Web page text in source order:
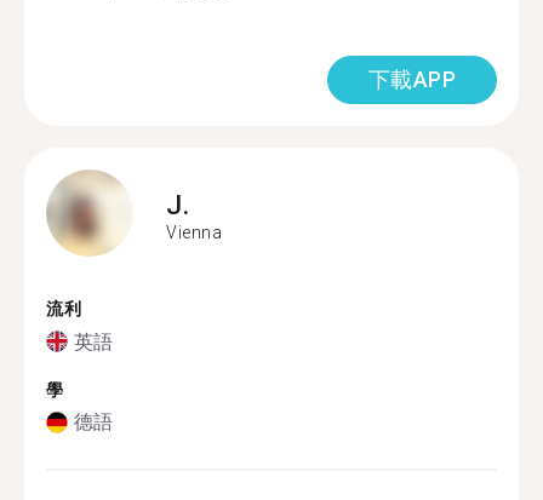
下載APP
J.
Vienna
流利
英語
學
德語